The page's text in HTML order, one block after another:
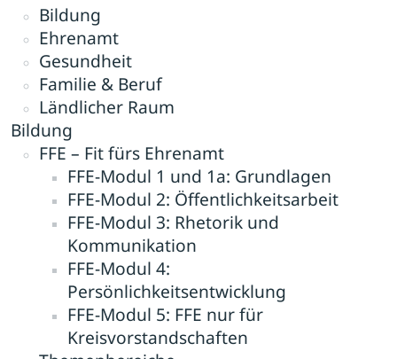
Bildung
Ehrenamt
Gesundheit
Familie & Beruf
Ländlicher Raum
Bildung
FFE – Fit fürs Ehrenamt
FFE-Modul 1 und 1a: Grundlagen
FFE-Modul 2: Öffentlichkeitsarbeit
FFE-Modul 3: Rhetorik und
Kommunikation
FFE-Modul 4:
Persönlichkeitsentwicklung
FFE-Modul 5: FFE nur für
Kreisvorstandschaften